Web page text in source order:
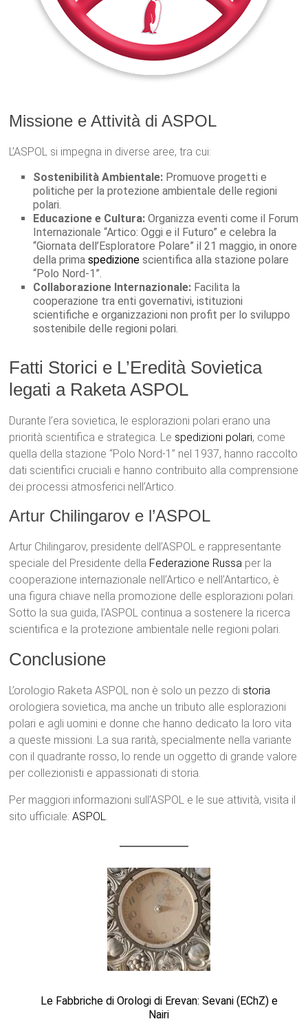
Missione e Attività di ASPOL
L’ASPOL si impegna in diverse aree, tra cui:
Sostenibilità Ambientale: Promuove progetti e
politiche per la protezione ambientale delle regioni
polari.
Educazione e Cultura: Organizza eventi come il Forum
Internazionale “Artico: Oggi e il Futuro” e celebra la
“Giornata dell’Esploratore Polare” il 21 maggio, in onore
della primaspedizione scientifica alla stazione polare
“Polo Nord-1”.
Collaborazione Internazionale: Facilita la
cooperazione tra enti governativi, istituzioni
scientifiche e organizzazioni non profit per lo sviluppo
sostenibile delle regioni polari.
Fatti Storici e L’Eredità Sovietica
legati a Raketa ASPOL
Durante l’era sovietica, le esplorazioni polari erano una
priorità scientifica e strategica. Le spedizioni polari, come
quella della stazione “Polo Nord-1” nel 1937, hanno raccolto
dati scientifici cruciali e hanno contribuito alla comprensione
dei processi atmosferici nell’Artico.
Artur Chilingarov e l’ASPOL
Artur Chilingarov, presidente dell’ASPOL e rappresentante
speciale del Presidente della Federazione Russa per la
cooperazione internazionale nell’Artico e nell’Antartico, è
una figura chiave nella promozione delle esplorazioni polari.
Sotto la sua guida, l’ASPOL continua a sostenere la ricerca
scientifica e la protezione ambientale nelle regioni polari.
Conclusione
L’orologio Raketa ASPOL non è solo un pezzo di storia
orologiera sovietica, ma anche un tributo alle esplorazioni
polari e agli uomini e donne che hanno dedicato la loro vita
a queste missioni. La sua rarità, specialmente nella variante
con il quadrante rosso, lo rende un oggetto di grande valore
per collezionisti e appassionati di storia.
Per maggiori informazioni sull’ASPOL e le sue attività, visita il
sito ufficiale:ASPOL.
Le Fabbriche di Orologi di Erevan: Sevani (EChZ) e
Nairi